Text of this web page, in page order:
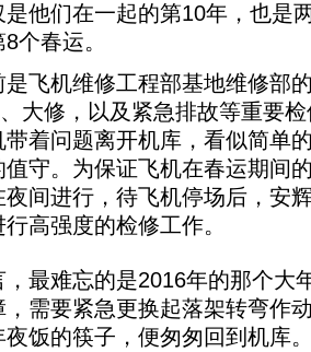
他们在一起的第10年，也是
个春运。
机维修工程部基地维修部
大修，以及紧急排故等重要
带着问题离开机库，看似简单
守。为保证飞机在春运期间
夜间进行，待飞机停场后，安
高强度的检修工作。
难忘的是2016年的那个大
需要紧急更换起落架转弯作
饭的筷子，便匆匆回到机库